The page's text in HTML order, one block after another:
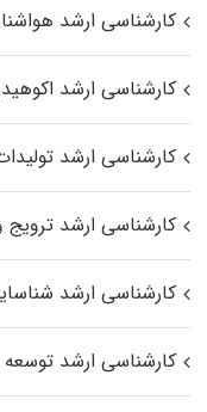
کارشناسی ارشد
کارشناسی ارشد
کارشناسی ارشد
کارشناسی ارشد
کارشناسی ارشد
کارشناسی ارشد